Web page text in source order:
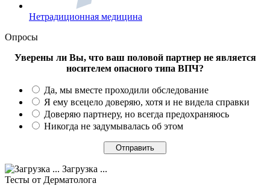
Нетрадиционная медицина
Опросы
Уверены ли Вы, что ваш половой партнер не является
носителем опасного типа ВПЧ?
Да, мы вместе проходили обследование
Я ему всецело доверяю, хотя и не видела справки
Доверяю партнеру, но всегда предохраняюсь
Никогда не задумывалась об этом
Загрузка ...
Тесты от Дерматолога